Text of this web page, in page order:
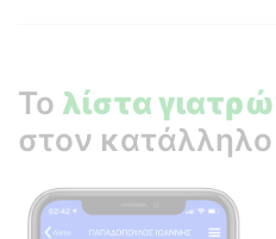
Το λίστα
στον κατάλληλο